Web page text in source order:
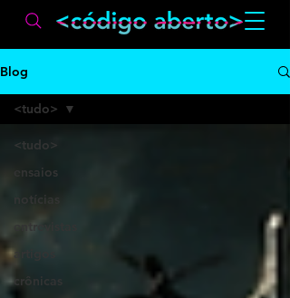
Blog
<tudo>
ensaios
notícias
entrevistas
artigos
crônicas
<tudo>